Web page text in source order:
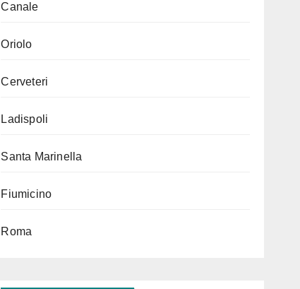
Canale
Oriolo
Cerveteri
Ladispoli
Santa Marinella
Fiumicino
Roma